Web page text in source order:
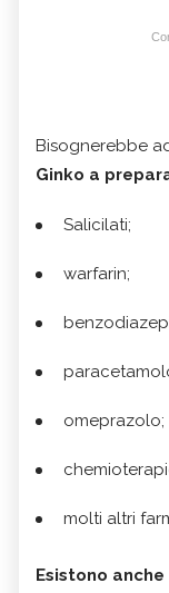
Bisognerebbe
Ginko a
Salicilati;
warfarin;
omeprazolo;
molti altri
Esistono